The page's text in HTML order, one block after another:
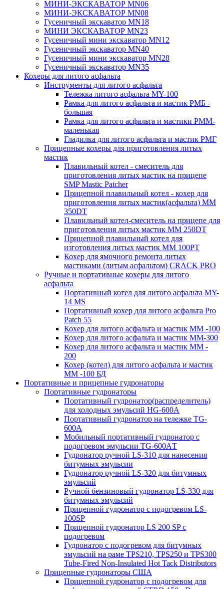
МИНИ-ЭКСКАВАТОР MN06
МИНИ-ЭКСКАВАТОР MN08
Гусеничный экскаватор MN18
МИНИ ЭКСКАВАТОР MN23
Гусеничный мини экскаватор MN12
Гусеничный экскаватор MN40
Гусеничный мини экскаватор MN28
Гусеничный экскаватор MN35
Кохеры для литого асфальта
Инструменты для литого асфальта
Тележка литого асфальта MY-100
Рамка для литого асфальта и мастик РМБ -
большая
Рамка для литого асфальта и мастики РММ-
маленькая
Гладилка для литого асфальта и мастик РМГ
Прицепные кохеры для приготовления литых
мастик
Плавильный котел - смеситель для
приготовления литых мастик на прицепе
SMP Mastic Patcher
Прицепной плавильный котел - кохер для
приготовления литых мастик(асфальта) MM
350DT
Плавильный котел-смеситель на прицепе для
приготовления литых мастик MM 250DT
Прицепной плавильный котел для
изготовления литых мастик MM 100PT
Кохер для ямочного ремонта литых
мастиками (литым асфальтом) CRACK PRO
Ручные и портативные кохеры для литого
асфальта
Портативный котел для литого асфальта MY-
14 MS
Портативный кохер для литого асфальта Pro
Patch 55
Кохер для литого асфальта и мастик MM -100
Кохер для литого асфальта и мастик MM-300
Кохер для литого асфальта и мастик MM -
200
Кохер (котел) для литого асфальта и мастик
MM -100 БД
Портативные и прицепные гудронаторы
Портативные гудронаторы
Портативный гудронатор(распределитель)
для холодных эмульсий HG-600A
Портативный гудронатор на тележке TG-
600A
Мобильный портативный гудронатор с
подогревом эмульсии TG-600AТ
Гудронатор ручной LS-310 для нанесения
битумных эмульсии
Гудронатор ручной LS-320 для битумных
эмульсий
Ручной бензиновый гудронатор LS-330 для
битумных эмульсий
Прицепной гудронатор с подогревом LS-
100SP
Прицепной гудронатор LS 200 SP с
подогревом
Гудронатор с подогревом для битумных
эмульсий на раме TPS210, TPS250 и TPS300
Tube-Fired Non-Insulated Hot Tack Distributors
Прицепные гудронаторы США
Прицепной гудронатор с подогревом для